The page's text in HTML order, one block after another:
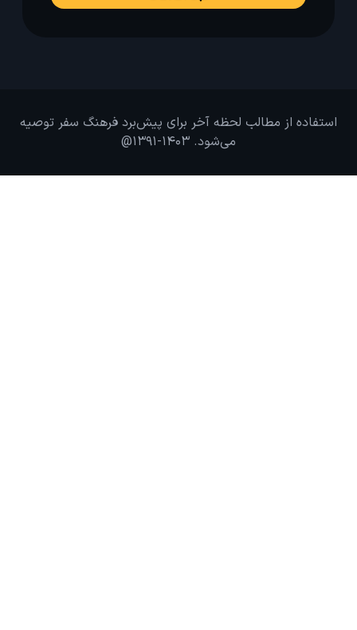
استفاده از مطالب لحظه آخر برای پیش‌برد فرهنگ سفر توصیه
می‌شود. 1403-1391@